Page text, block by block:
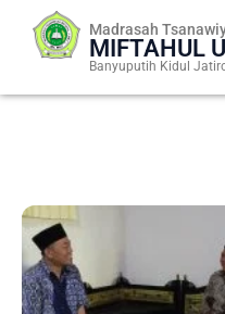
Madrasah
MIFTAHUL
Banyuputih Kidul